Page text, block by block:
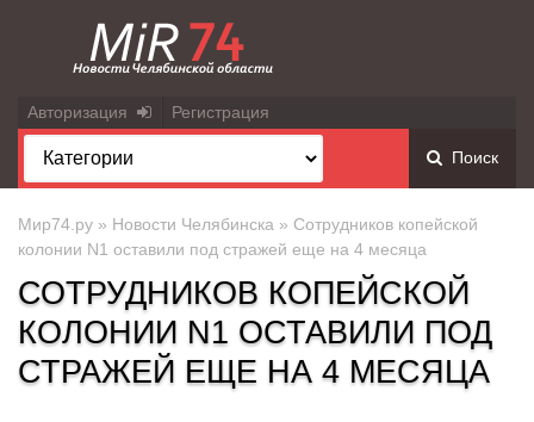
Авторизация Регистрация
Поиск
Мир74.ру » Новости Челябинска » Сотрудников копейской
колонии N1 оставили под стражей еще на 4 месяца
СОТРУДНИКОВ КОПЕЙСКОЙ
КОЛОНИИ N1 ОСТАВИЛИ ПОД
СТРАЖЕЙ ЕЩЕ НА 4 МЕСЯЦА